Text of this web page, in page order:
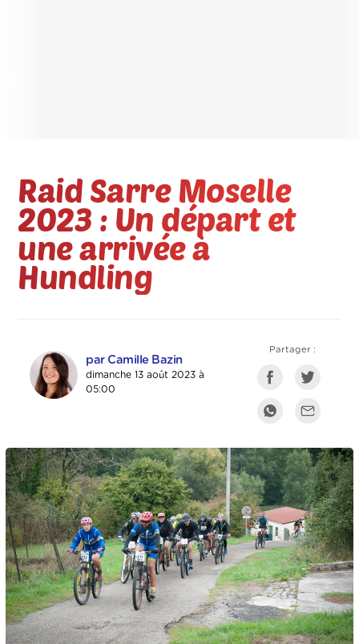
Raid Sarre Moselle
2023 : Un départ et
une arrivée à
Hundling
par Camille Bazin
dimanche 13 août 2023 à
05:00
Partager :